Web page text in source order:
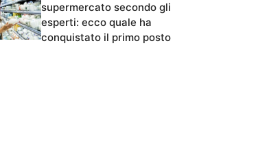
supermercato secondo gli
esperti: ecco quale ha
conquistato il primo posto